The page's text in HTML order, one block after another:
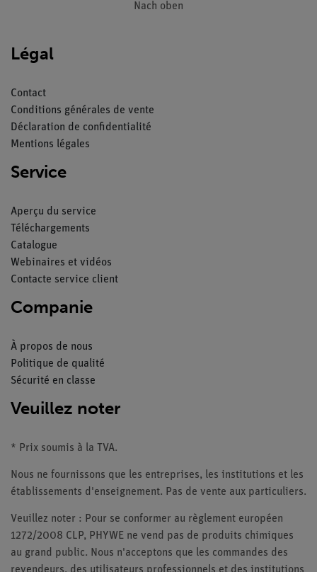
Nach oben
Légal
Contact
Conditions générales de vente
Déclaration de confidentialité
Mentions légales
Service
Aperçu du service
Téléchargements
Catalogue
Webinaires et vidéos
Contacte service client
Companie
À propos de nous
Politique de qualité
Sécurité en classe
Veuillez noter
* Prix soumis à la TVA.
Nous ne fournissons que les entreprises, les institutions et les
établissements d'enseignement. Pas de vente aux particuliers.
Veuillez noter : Pour se conformer au règlement européen
1272/2008 CLP, PHYWE ne vend pas de produits chimiques
au grand public. Nous n'acceptons que les commandes des